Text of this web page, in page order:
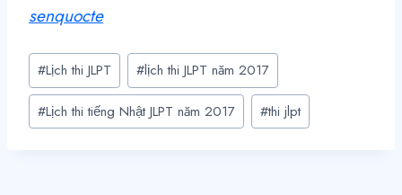
senquocte
Post
Tags:
#Lịch thi JLPT #lịch thi JLPT năm 2017
#Lịch thi tiếng Nhật JLPT năm 2017 #thi jlpt